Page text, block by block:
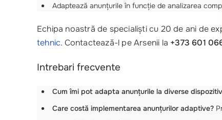
Adaptează anunțurile în funcție de analizarea
Echipa noastră de specialiști cu 20 de ani de
tehnic. Contactează-l pe Arsenii la +373 601
Intrebari frecvente
Cum îmi pot adapta anunțurile la diverse
Care costă implementarea anunțurilor adaptive?